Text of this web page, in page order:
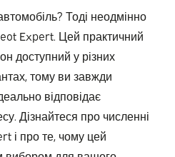
Тоді неодмінно
Expert. Цей практичний
доступний у різних
тому ви завжди
відповідає
Дізнайтеся про численні
і про те, чому цей